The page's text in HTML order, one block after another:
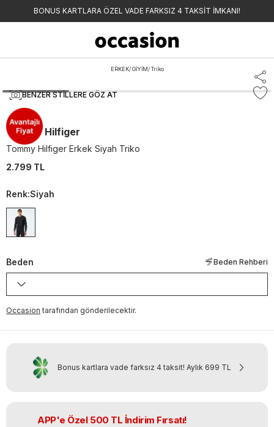
BONUS KARTLARA ÖZEL VADE FARKSIZ 4 TAKSİT İMKANI!
ERKEK/ GİYİM/ Triko
BENZER STILLERE GÖZ AT
Tommy Hilfiger
Tommy Hilfiger Erkek Siyah Triko
2.799 TL
Renk:Siyah
Beden Beden Rehberi
Occasion tarafından gönderilecektir.
Bonus kartlara vade farksız 4 taksit! Aylık 699 TL
APP'e Özel 500 TL İndirim Fırsatı!